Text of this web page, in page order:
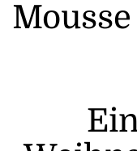
Mousse